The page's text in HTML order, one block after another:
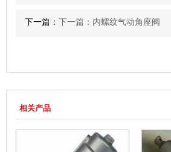
下一篇：下一篇：内螺纹气动角座阀
相关产品